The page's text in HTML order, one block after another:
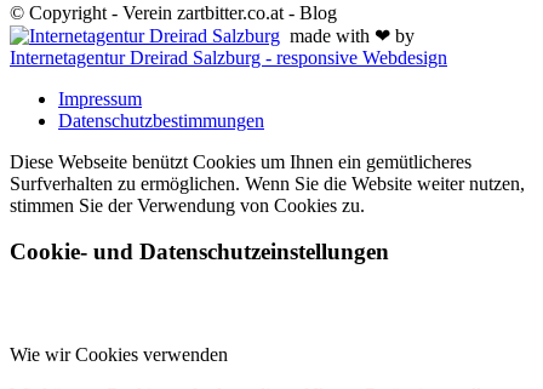
© Copyright - Verein zartbitter.co.at - Blog
made with ❤ by
Internetagentur Dreirad Salzburg - responsive Webdesign
Impressum
Datenschutzbestimmungen
Diese Webseite benützt Cookies um Ihnen ein gemütlicheres
Surfverhalten zu ermöglichen. Wenn Sie die Website weiter nutzen,
stimmen Sie der Verwendung von Cookies zu.
Cookie- und Datenschutzeinstellungen
Wie wir Cookies verwenden